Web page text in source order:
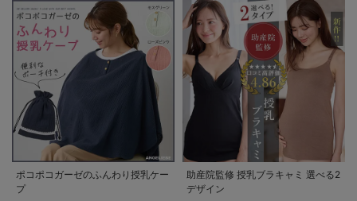
ポコポコガーゼのふんわり授乳ケー
プ
助産院監修 授乳ブラキャミ 選べる2
デザイン